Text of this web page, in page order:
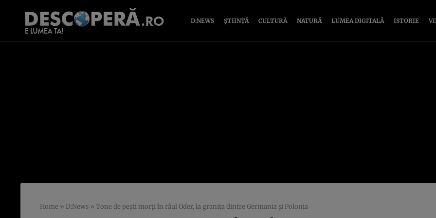
D:NEWS ȘTIINȚĂ CULTURĂ NATURĂ LUMEA DIGITALĂ ISTORIE
Home » D:News » Tone de peşti morţi în râul Oder, la graniţa dintre Germania şi Polonia